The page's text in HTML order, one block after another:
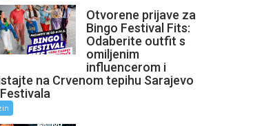
Otvorene prijave za
Bingo Festival Fits:
Odaberite outfit s
omiljenim
influencerom i
na Crvenom tepihu Sarajevo